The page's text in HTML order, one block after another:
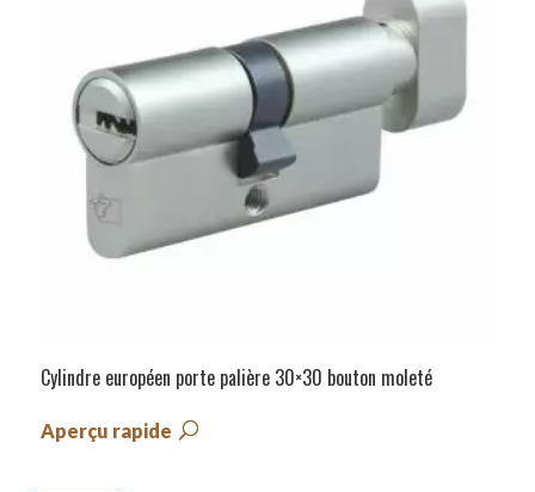
Cylindre européen porte palière 30×30 bouton moleté
Aperçu rapide